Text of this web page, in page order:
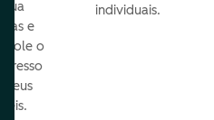
e
o
seus
individuais.